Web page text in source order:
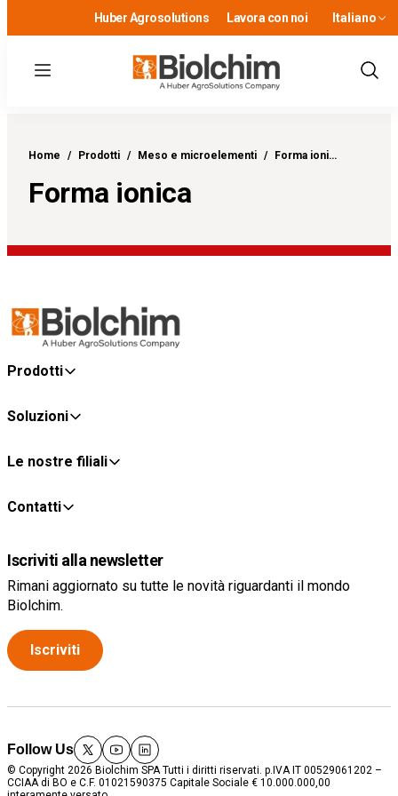
Huber Agrosolutions Lavora con noi Italiano
Menu
Show
Home / Prodotti / Meso e microelementi / Forma ioni…
Forma ionica
Prodotti
Soluzioni
Le nostre filiali
Contatti
Iscriviti alla newsletter
Rimani aggiornato su tutte le novità riguardanti il mondo
Biolchim.
Iscriviti
Follow Us
twitteryoutube
linkedin
© Copyright 2026 Biolchim SPA Tutti i diritti riservati. p.IVA IT 00529061202 –
CCIAA di BO e C.F. 01021590375 Capitale Sociale € 10.000.000,00